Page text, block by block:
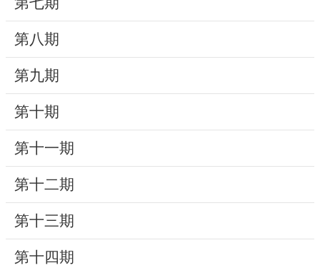
線
上
源
新
聞
與
公
告
便
民
服
第八期
第九期
第十期
第十一期
第十二期
第十三期
第十四期